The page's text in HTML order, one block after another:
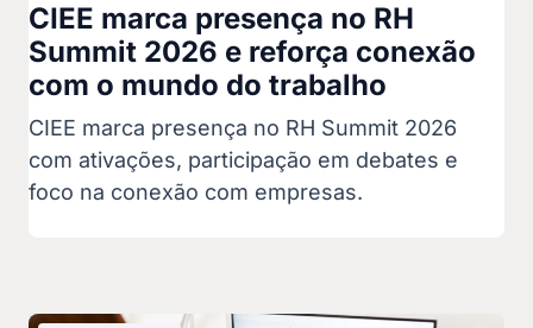
CIEE marca presença no RH
Summit 2026 e reforça conexão
com o mundo do trabalho
CIEE marca presença no RH Summit 2026
com ativações, participação em debates e
foco na conexão com empresas.